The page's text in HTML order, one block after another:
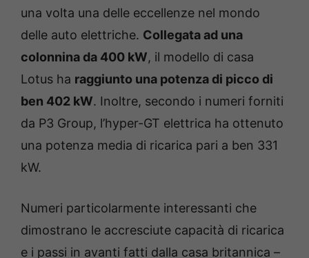
una volta una delle eccellenze nel mondo
delle auto elettriche. Collegata ad una
colonnina da 400 kW, il modello di casa
Lotus ha raggiunto una potenza di picco di
ben 402 kW. Inoltre, secondo i numeri forniti
da P3 Group, l’hyper-GT elettrica ha ottenuto
una potenza media di ricarica pari a ben 331
kW.
Numeri particolarmente interessanti che
dimostrano le accresciute capacità di ricarica
e i passi in avanti fatti dalla casa britannica –